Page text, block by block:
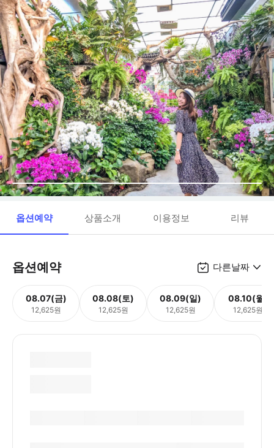
옵션예약 상품소개 이용정보 리뷰
옵션예약 다른날짜
08.07(금)
12,625원
08.08(토)
12,625원
08.09(일)
12,625원
08.10(월)
12,625원